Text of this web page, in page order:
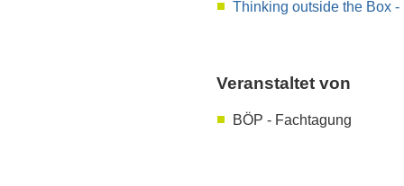
Thinking outside the Box
Veranstaltet von
BÖP - Fachtagung